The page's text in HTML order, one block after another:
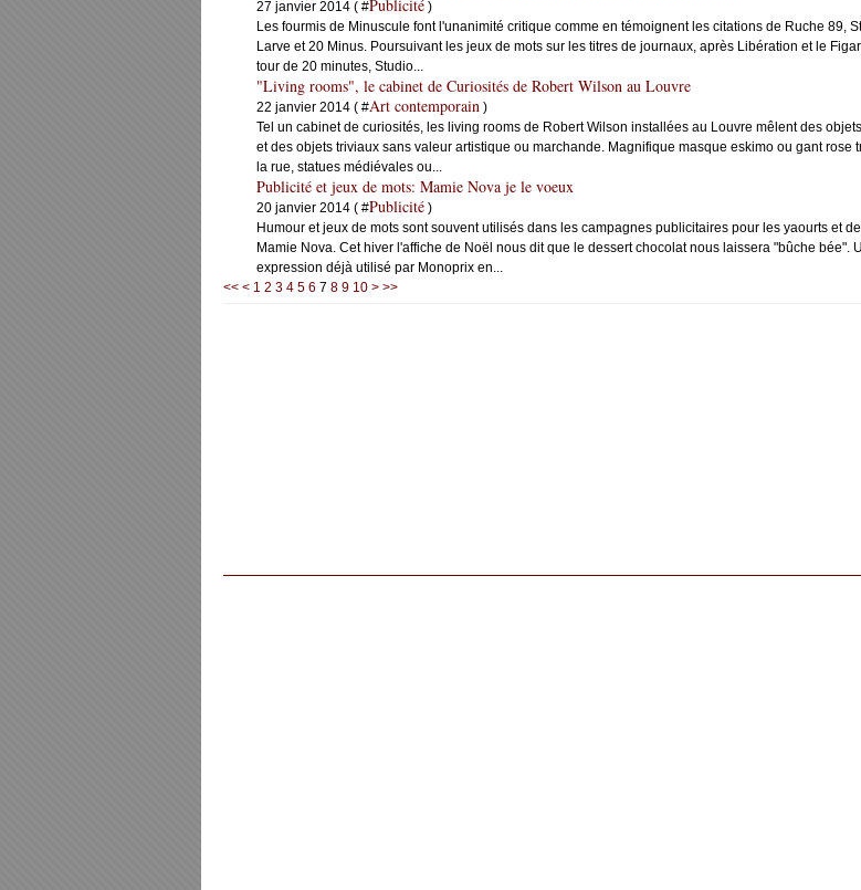
27 janvier 2014 ( #Publicité )
Les fourmis de Minuscule font l'unanimité critique comme en témoignent les citations de Ruche 89,
Larve et 20 Minus. Poursuivant les jeux de mots sur les titres de journaux, après Libération et le
tour de 20 minutes, Studio...
"Living rooms", le cabinet de Curiosités de Robert Wilson au Louvre
22 janvier 2014 ( #Art contemporain )
Tel un cabinet de curiosités, les living rooms de Robert Wilson installées au Louvre mêlent des
et des objets triviaux sans valeur artistique ou marchande. Magnifique masque eskimo ou gant rose
la rue, statues médiévales ou...
Publicité et jeux de mots: Mamie Nova je le voeux
20 janvier 2014 ( #Publicité )
Humour et jeux de mots sont souvent utilisés dans les campagnes publicitaires pour les yaourts et
Mamie Nova. Cet hiver l'affiche de Noël nous dit que le dessert chocolat nous laissera "bûche bée".
expression déjà utilisé par Monoprix en...
<< < 1 2 3 4 5 6 7 8 9 10 20
30
40
50
> >>